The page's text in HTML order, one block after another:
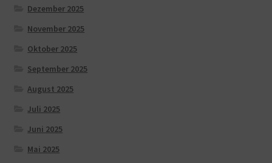
Dezember 2025
November 2025
Oktober 2025
September 2025
August 2025
Juli 2025
Juni 2025
Mai 2025